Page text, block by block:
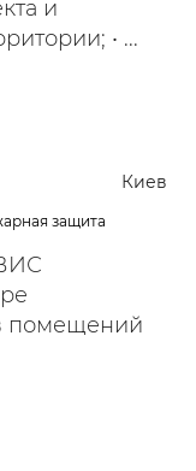
и
• ...
Киев
защита
помещений